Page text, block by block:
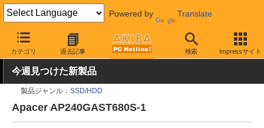
Powered by Translate
カテゴリ 過去記事 検索 Impressサイト
AKIBA PC Hotline! PCパーツ SSD
今週見つけた新製品
製品ジャンル： SSD/HDD
Apacer AP240GAST680S-1